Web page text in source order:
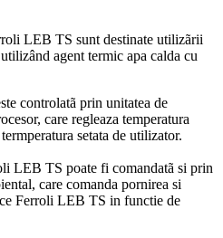
LEB TS sunt destinate utilizãrii
agent termic apa calda cu
controlatã prin unitatea de
care regleaza temperatura
setata de utilizator.
LEB TS poate fi comandatã si prin
care comanda pornirea si
Ferroli LEB TS in functie de